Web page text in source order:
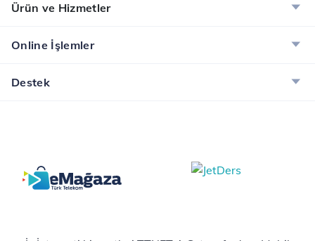
Ürün ve Hizmetler
Online İşlemler
Destek